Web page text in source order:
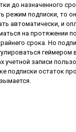
до назначенного
режим подписки, то
автоматически, и
на протяжении
срока. Но
геймером
учетной записи
подписки остаток